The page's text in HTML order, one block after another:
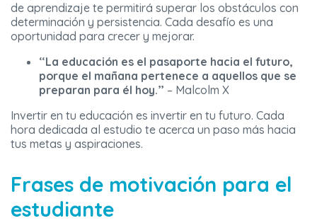
de aprendizaje te permitirá superar los obstáculos con
determinación y persistencia. Cada desafío es una
oportunidad para crecer y mejorar.
“La educación es el pasaporte hacia el futuro,
porque el mañana pertenece a aquellos que se
preparan para él hoy.” – Malcolm X
Invertir en tu educación es invertir en tu futuro. Cada
hora dedicada al estudio te acerca un paso más hacia
tus metas y aspiraciones.
Frases de motivación para el
estudiante